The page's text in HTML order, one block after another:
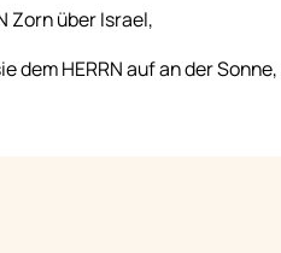
Zorn über Israel,
dem HERRN auf an der